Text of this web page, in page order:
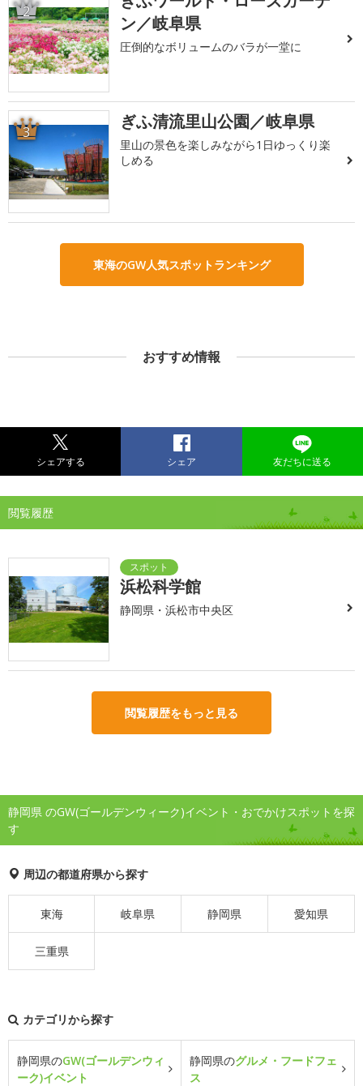
2
ン／岐阜県
圧倒的なボリュームのバラが一堂に
3 ぎふ清流里山公園／岐阜県
里山の景色を楽しみながら1日ゆっくり楽
しめる
東海のGW人気スポットランキング
おすすめ情報
シェアする シェア 友だちに送る
閲覧履歴
浜松科学館
静岡県・浜松市中央区
閲覧履歴をもっと見る
静岡県 のGW(ゴールデンウィーク)イベント・おでかけスポットを探
す
周辺の都道府県から探す
東海 岐阜県 静岡県 愛知県
三重県
カテゴリから探す
静岡県のGW(ゴールデンウィ
ーク)イベント
静岡県のグルメ・フードフェ
ス